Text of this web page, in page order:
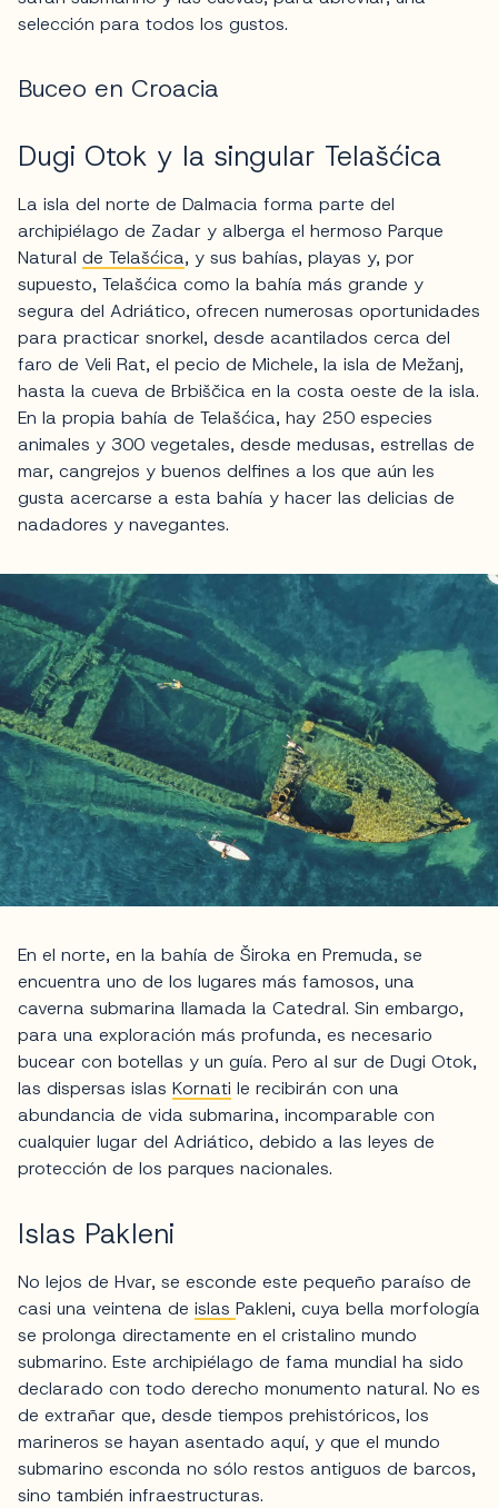
selección para todos los gustos.
Buceo en Croacia
Dugi Otok y la singular Telašćica
La isla del norte de Dalmacia forma parte del
archipiélago de Zadar y alberga el hermoso Parque
Natural de Telašćica, y sus bahías, playas y, por
supuesto, Telašćica como la bahía más grande y
segura del Adriático, ofrecen numerosas oportunidades
para practicar snorkel, desde acantilados cerca del
faro de Veli Rat, el pecio de Michele, la isla de Mežanj,
hasta la cueva de Brbiščica en la costa oeste de la isla.
En la propia bahía de Telašćica, hay 250 especies
animales y 300 vegetales, desde medusas, estrellas de
mar, cangrejos y buenos delfines a los que aún les
gusta acercarse a esta bahía y hacer las delicias de
nadadores y navegantes.
En el norte, en la bahía de Široka en Premuda, se
encuentra uno de los lugares más famosos, una
caverna submarina llamada la Catedral. Sin embargo,
para una exploración más profunda, es necesario
bucear con botellas y un guía. Pero al sur de Dugi Otok,
las dispersas islas Kornati le recibirán con una
abundancia de vida submarina, incomparable con
cualquier lugar del Adriático, debido a las leyes de
protección de los parques nacionales.
Islas Pakleni
No lejos de Hvar, se esconde este pequeño paraíso de
casi una veintena de islas Pakleni, cuya bella morfología
se prolonga directamente en el cristalino mundo
submarino. Este archipiélago de fama mundial ha sido
declarado con todo derecho monumento natural. No es
de extrañar que, desde tiempos prehistóricos, los
marineros se hayan asentado aquí, y que el mundo
submarino esconda no sólo restos antiguos de barcos,
sino también infraestructuras.